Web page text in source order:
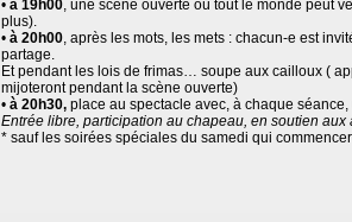
• à 19h00, une scène ouverte où tout le monde peut
plus).
• à 20h00, après les mots, les mets : chacun-e est
partage.
Et pendant les lois de frimas… soupe aux cailloux (
mijoteront pendant la scène ouverte)
• à 20h30, place au spectacle avec, à chaque
Entrée libre, participation au chapeau, en soutien aux
* sauf les soirées spéciales du samedi qui